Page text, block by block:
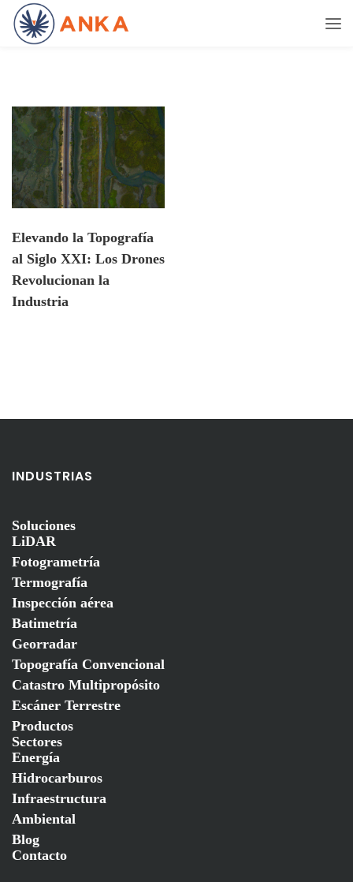
Elevando la Topografía
al Siglo XXI: Los Drones
Revolucionan la
Industria
INDUSTRIAS
Soluciones
LiDAR
Fotogrametría
Termografía
Inspección aérea
Batimetría
Georradar
Topografía Convencional
Catastro Multipropósito
Escáner Terrestre
Productos
Sectores
Energía
Hidrocarburos
Infraestructura
Ambiental
Blog
Contacto